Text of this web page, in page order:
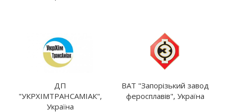
ДП
"УКРХІМТРАНСАМІАК",
Україна
ВАТ "Запорізький завод
феросплавів", Україна